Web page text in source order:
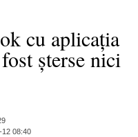
cu aplicația
șterse nici
12 08:40